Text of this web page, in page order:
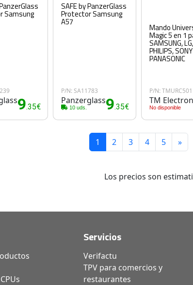
Samsung
9.35€
SAFE by PanzerGlass
Protector Samsung
A57
P/N: SA11783
Panzerglass
10 uds. 9.35€
Mando
Magic 5 en 1
SAMSUNG,
PHILIPS,
PANASONIC
P/N: TMURC501
TM Electron
No disponible
1 2 3 4 5 »
Los precios son
Servicios
Verifactu
TPV para comercios y
restaurantes